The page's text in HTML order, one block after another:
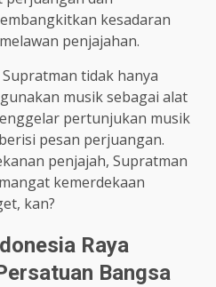
kesadaran
penjajahan.
tidak hanya
musik sebagai alat
pertunjukan musik
pesan perjuangan.
penjajah, Supratman
kemerdekaan
kan?
Raya
Bangsa